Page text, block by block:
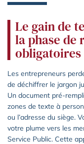
Le gain de
la phase de
obligatoires
Les entrepreneurs
de déchiffrer le jargon
Un document pré-
zones de texte à
ou l’adresse du siège.
votre plume vers les
Service Public. Cette